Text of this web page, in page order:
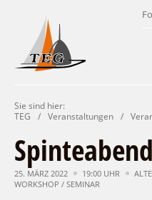
Start Kontakt
Urlaub im Leichhardt Land
Reisegebiet
Unterkünfte finden
Sie sind hier:
TEG
/ Veranstaltungen /
Spinteabend
25. MÄRZ 2022 19:00 UHR
WORKSHOP / SEMINAR